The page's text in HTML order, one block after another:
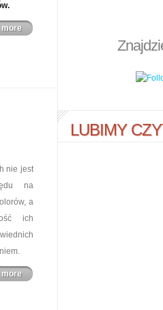
more
nie jest
na
a
ich
more
LUBIMY